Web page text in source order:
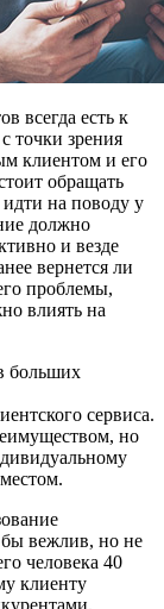
всегда есть к
точки зрения
клиентом и его
обращать
на поводу у
должно
и везде
вернется ли
проблемы,
влиять на
больших
сервиса.
но
бы вежлив, но не
человека 40
клиенту